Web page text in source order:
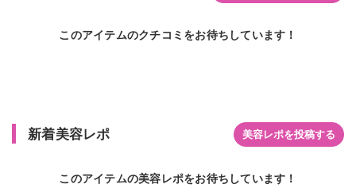
このアイテムのクチコミをお待ちしています！
新着美容レポ 美容レポを投稿する
このアイテムの美容レポをお待ちしています！